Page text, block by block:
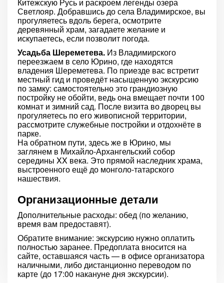
Светлояр. Добравшись до села Владимирское, вы
прогуляетесь вдоль берега, осмотрите
деревянный храм, загадаете желание и
искупаетесь, если позволит погода.
Усадьба Шереметева. Из Владимирского
переезжаем в село Юрино, где находятся
владения Шереметева. По приезде вас встретит
местный гид и проведёт насыщенную экскурсию
по замку: самостоятельно это грандиозную
постройку не обойти, ведь она вмещает почти 100
комнат и зимний сад. После визита во дворец вы
прогуляетесь по его живописной территории,
рассмотрите служебные постройки и отдохнёте в
парке.
На обратном пути, здесь же в Юрино, мы
заглянем в Михайло-Архангельский собор
середины XX века. Это прямой наследник храма,
выстроенного ещё до монголо-татарского
нашествия.
Организационные детали
Дополнительные расходы: обед (по желанию,
время вам предоставят).
Обратите внимание: экскурсию нужно оплатить
полностью заранее. Предоплата вносится на
сайте, оставшаяся часть — в офисе организатора
наличными, либо дистанционно переводом по
карте (до 17:00 накануне дня экскурсии).